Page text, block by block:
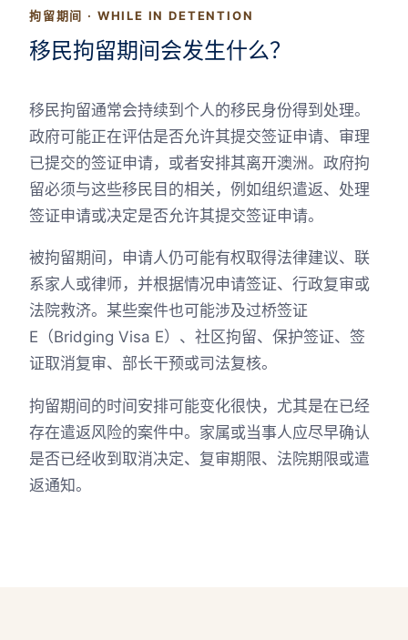
拘留期间 · WHILE IN DETENTION
移民拘留期间会发生什么？
移民拘留通常会持续到个人的移民身份得到处理。
政府可能正在评估是否允许其提交签证申请、审理
已提交的签证申请，或者安排其离开澳洲。政府拘
留必须与这些移民目的相关，例如组织遣返、处理
签证申请或决定是否允许其提交签证申请。
被拘留期间，申请人仍可能有权取得法律建议、联
系家人或律师，并根据情况申请签证、行政复审或
法院救济。某些案件也可能涉及过桥签证
E（Bridging Visa E）、社区拘留、保护签证、签
证取消复审、部长干预或司法复核。
拘留期间的时间安排可能变化很快，尤其是在已经
存在遣返风险的案件中。家属或当事人应尽早确认
是否已经收到取消决定、复审期限、法院期限或遣
返通知。